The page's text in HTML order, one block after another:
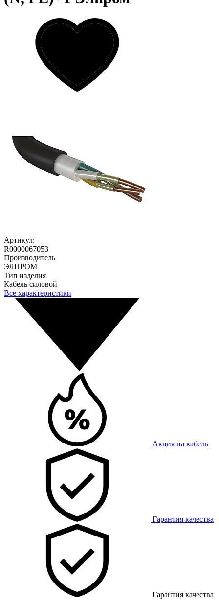
Артикул:
R0000067053
Производитель
ЭЛПРОМ
Тип изделия
Кабель силовой
Все характеристики
Акция на кабель
Гарантия качества
Гарантия качества